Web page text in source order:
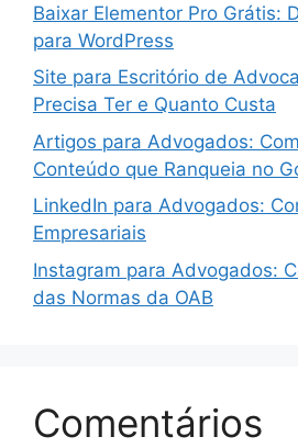
Baixar Elementor Pro Grátis:
para WordPress
Site para Escritório de
Precisa Ter e Quanto Custa
Artigos para Advogados:
Conteúdo que Ranqueia no
LinkedIn para Advogados:
Empresariais
Instagram para Advogados:
das Normas da OAB
Comentários